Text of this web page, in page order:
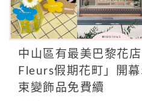
中山區有最美巴黎花
Fleurs假期花町」開
束變飾品免費續